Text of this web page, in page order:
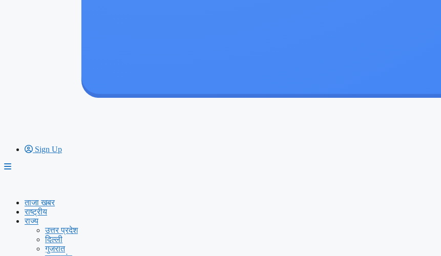
Sign Up
ताजा खबर
राष्ट्रीय
राज्य
उत्तर प्रदेश
दिल्ली
गुजरात